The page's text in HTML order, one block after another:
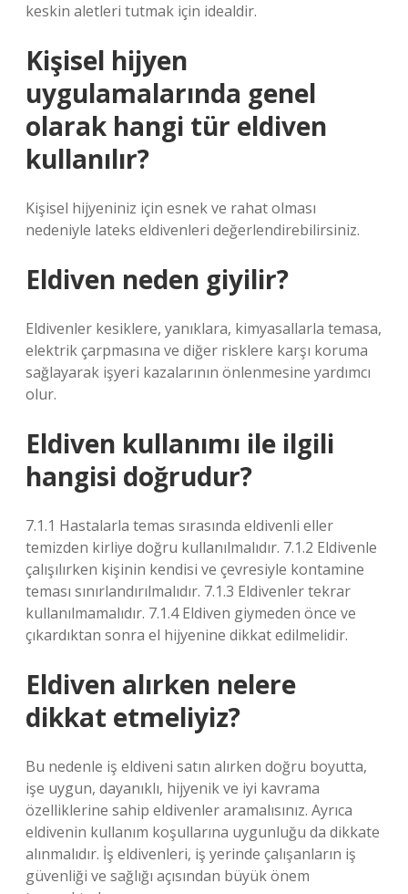
keskin aletleri tutmak için idealdir.
Kişisel hijyen
uygulamalarında genel
olarak hangi tür eldiven
kullanılır?
Kişisel hijyeniniz için esnek ve rahat olması
nedeniyle lateks eldivenleri değerlendirebilirsiniz.
Eldiven neden giyilir?
Eldivenler kesiklere, yanıklara, kimyasallarla temasa,
elektrik çarpmasına ve diğer risklere karşı koruma
sağlayarak işyeri kazalarının önlenmesine yardımcı
olur.
Eldiven kullanımı ile ilgili
hangisi doğrudur?
7.1.1 Hastalarla temas sırasında eldivenli eller
temizden kirliye doğru kullanılmalıdır. 7.1.2 Eldivenle
çalışılırken kişinin kendisi ve çevresiyle kontamine
teması sınırlandırılmalıdır. 7.1.3 Eldivenler tekrar
kullanılmamalıdır. 7.1.4 Eldiven giymeden önce ve
çıkardıktan sonra el hijyenine dikkat edilmelidir.
Eldiven alırken nelere
dikkat etmeliyiz?
Bu nedenle iş eldiveni satın alırken doğru boyutta,
işe uygun, dayanıklı, hijyenik ve iyi kavrama
özelliklerine sahip eldivenler aramalısınız. Ayrıca
eldivenin kullanım koşullarına uygunluğu da dikkate
alınmalıdır. İş eldivenleri, iş yerinde çalışanların iş
güvenliği ve sağlığı açısından büyük önem